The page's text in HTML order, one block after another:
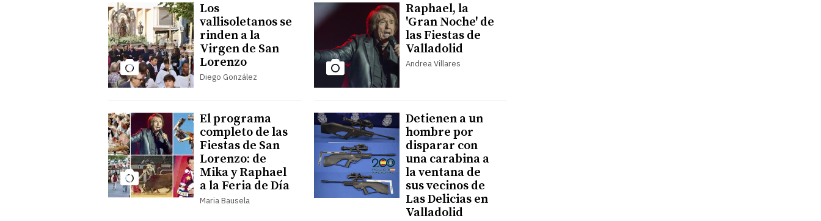
Los
vallisoletanos se
rinden a la
Virgen de San
Lorenzo
Diego González
Raphael, la
'Gran Noche' de
las Fiestas de
Valladolid
Andrea Villares
El programa
completo de las
Fiestas de San
Lorenzo: de
Mika y Raphael
a la Feria de Día
Maria Bausela
Detienen a un
hombre por
disparar con
una carabina a
la ventana de
sus vecinos de
Las Delicias en
Valladolid